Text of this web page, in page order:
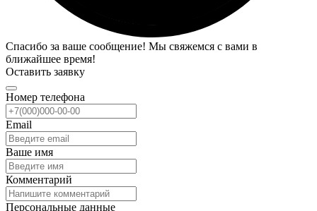
Спасибо за ваше сообщение! Мы свяжемся с вами в
ближайшее время!
Оставить заявку
Номер телефона
Email
Ваше имя
Комментарий
Персональные данные